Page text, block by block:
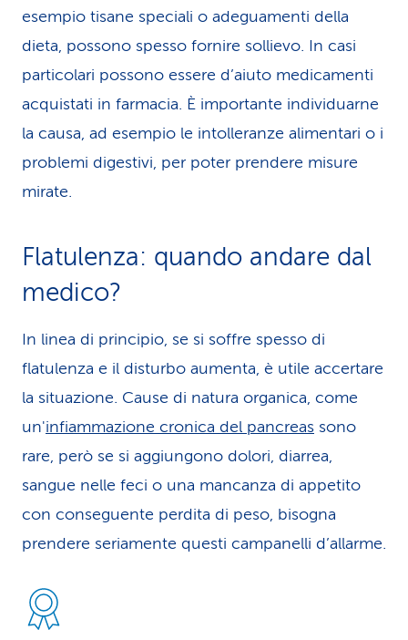
esempio tisane speciali o adeguamenti della
dieta, possono spesso fornire sollievo. In casi
particolari possono essere d’aiuto medicamenti
acquistati in farmacia. È importante individuarne
la causa, ad esempio le intolleranze alimentari o i
problemi digestivi, per poter prendere misure
mirate.
Flatulenza: quando andare dal
medico?
In linea di principio, se si soffre spesso di
flatulenza e il disturbo aumenta, è utile accertare
la situazione. Cause di natura organica, come
un'infiammazione cronica del pancreas sono
rare, però se si aggiungono dolori, diarrea,
sangue nelle feci o una mancanza di appetito
con conseguente perdita di peso, bisogna
prendere seriamente questi campanelli d’allarme.